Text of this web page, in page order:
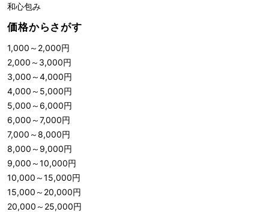
和心包み
価格からさがす
1,000 ～ 2,000円
2,000 ～ 3,000円
3,000 ～4,000円
4,000 ～ 5,000円
5,000 ～ 6,000円
6,000 ～7,000円
7,000 ～8,000円
8,000 ～ 9,000円
9,000 ～10,000円
10,000 ～15,000円
15,000 ～ 20,000円
20,000 ～ 25,000円